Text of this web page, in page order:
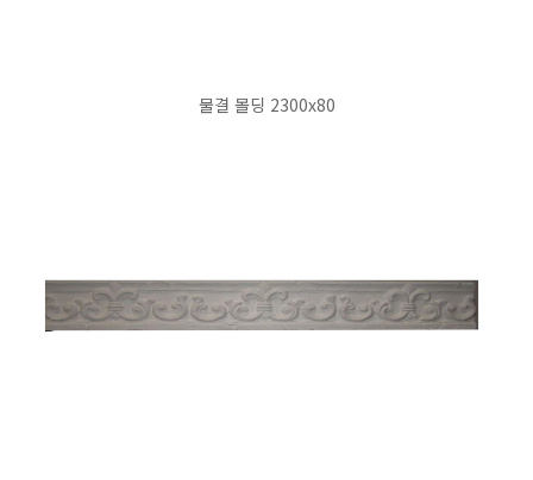
물결 몰딩 2300x80